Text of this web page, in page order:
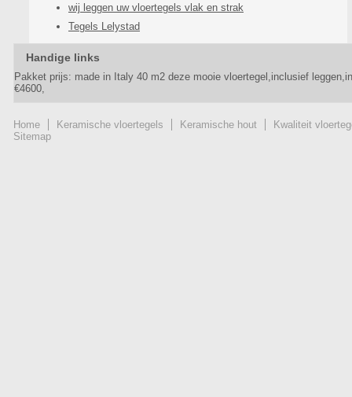
wij leggen uw vloertegels vlak en strak
Tegels Lelystad
Handige links
Pakket prijs: made in Italy 40 m2 deze mooie vloertegel,inclusief
€4600,
Home Keramische vloertegels Keramische hout
Kwaliteit
Sitemap